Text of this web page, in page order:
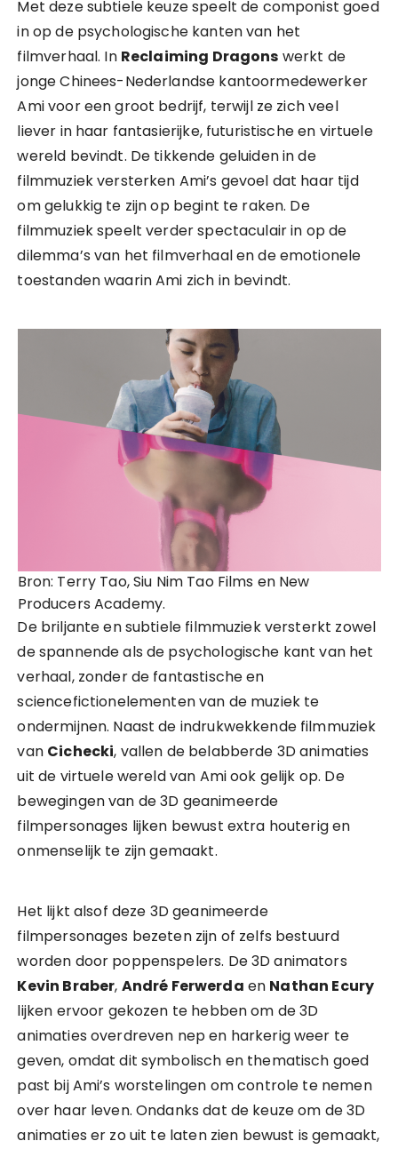
Met deze subtiele keuze speelt de componist goed
in op de psychologische kanten van het
filmverhaal. In Reclaiming Dragons werkt de
jonge Chinees-Nederlandse kantoormedewerker
Ami voor een groot bedrijf, terwijl ze zich veel
liever in haar fantasierijke, futuristische en virtuele
wereld bevindt. De tikkende geluiden in de
filmmuziek versterken Ami’s gevoel dat haar tijd
om gelukkig te zijn op begint te raken. De
filmmuziek speelt verder spectaculair in op de
dilemma’s van het filmverhaal en de emotionele
toestanden waarin Ami zich in bevindt.
Bron: Terry Tao, Siu Nim Tao Films en New
Producers Academy.
De briljante en subtiele filmmuziek versterkt zowel
de spannende als de psychologische kant van het
verhaal, zonder de fantastische en
sciencefictionelementen van de muziek te
ondermijnen. Naast de indrukwekkende filmmuziek
van Cichecki, vallen de belabberde 3D animaties
uit de virtuele wereld van Ami ook gelijk op. De
bewegingen van de 3D geanimeerde
filmpersonages lijken bewust extra houterig en
onmenselijk te zijn gemaakt.
Het lijkt alsof deze 3D geanimeerde
filmpersonages bezeten zijn of zelfs bestuurd
worden door poppenspelers. De 3D animators
Kevin Braber, André Ferwerda en Nathan Ecury
lijken ervoor gekozen te hebben om de 3D
animaties overdreven nep en harkerig weer te
geven, omdat dit symbolisch en thematisch goed
past bij Ami’s worstelingen om controle te nemen
over haar leven. Ondanks dat de keuze om de 3D
animaties er zo uit te laten zien bewust is gemaakt,